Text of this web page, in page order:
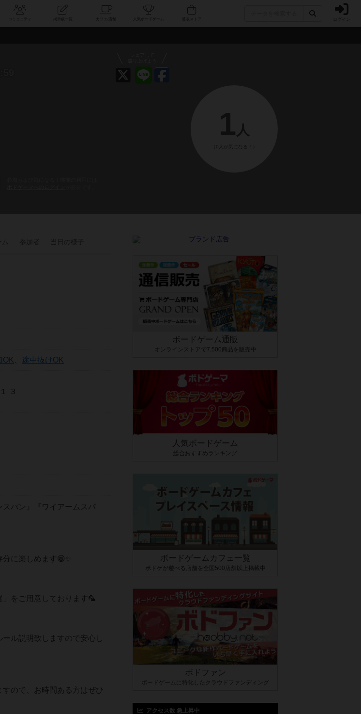
コミュニティ 人気ボードゲーム ログイン
1 人
（0人が気になる！）
OK 途中抜けOK
３
パン』『ワイアームスパ
に楽しめます😁✨
」をご用意しております🦜
ル説明致しますので安心し
ので、お時間ある方はぜひ
ボードゲーム通販
オンラインストアで7,500商品を販売中
人気ボードゲーム
総合おすすめランキング
ボードゲームカフェ一覧
ボドゲが遊べる店舗を全国500店舗以上掲載中
ボドファン
ボードゲームに特化したクラウドファンディング
アクセス数 急上昇中